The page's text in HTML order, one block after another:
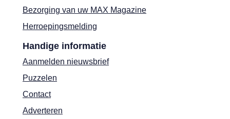
Bezorging van uw MAX Magazine
Herroepingsmelding
Handige informatie
Aanmelden nieuwsbrief
Puzzelen
Contact
Adverteren